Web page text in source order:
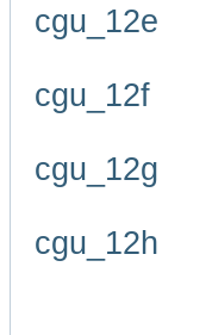
cgu_12e
cgu_12f
cgu_12g
cgu_12h